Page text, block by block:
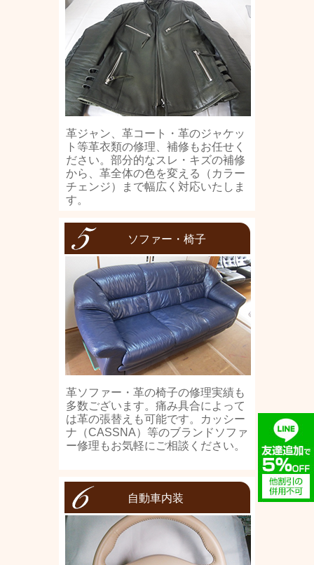
革ジャン、革コート・革のジャケッ
ト等革衣類の修理、補修もお任せく
ださい。部分的なスレ・キズの補修
から、革全体の色を変える（カラー
チェンジ）まで幅広く対応いたしま
す。
ソファー・椅子
革ソファー・革の椅子の修理実績も
多数ございます。痛み具合によって
は革の張替えも可能です。カッシー
ナ（CASSNA）等のブランドソファ
ー修理もお気軽にご相談ください。
自動車内装